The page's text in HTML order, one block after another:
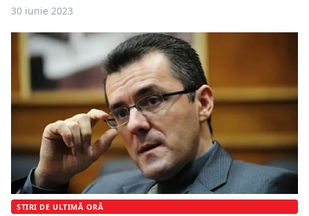
30 iunie 2023
ȘTIRI DE ULTIMĂ ORĂ